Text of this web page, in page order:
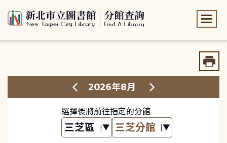
2026年8月
選擇後將前往指定的分館